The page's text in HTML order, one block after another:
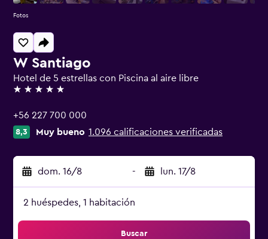
W Santiago
Hotel de 5 estrellas con Piscina al aire libre
5 estrellas
+56 227 700 000
8,3 Muy bueno 1.096 calificaciones verificadas
dom. 16/8 - lun. 17/8
2 huéspedes, 1 habitación
Buscar
Fotos